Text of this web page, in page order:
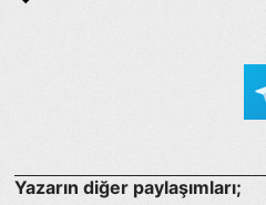
Yazarın diğer paylaşımları;